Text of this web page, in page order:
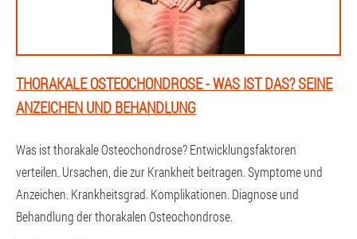
THORAKALE OSTEOCHONDROSE - WAS IST DAS? SEINE
ANZEICHEN UND BEHANDLUNG
Was ist thorakale Osteochondrose? Entwicklungsfaktoren
verteilen. Ursachen, die zur Krankheit beitragen. Symptome und
Anzeichen. Krankheitsgrad. Komplikationen. Diagnose und
Behandlung der thorakalen Osteochondrose.